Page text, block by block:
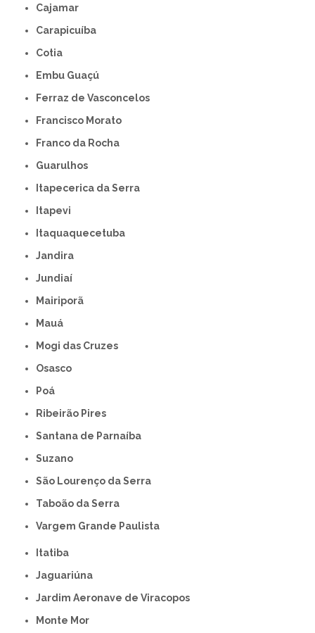
Cajamar
Carapicuíba
Cotia
Embu Guaçú
Ferraz de Vasconcelos
Francisco Morato
Franco da Rocha
Guarulhos
Itapecerica da Serra
Itapevi
Itaquaquecetuba
Jandira
Jundiaí
Mairiporã
Mauá
Mogi das Cruzes
Osasco
Poá
Ribeirão Pires
Santana de Parnaíba
Suzano
São Lourenço da Serra
Taboão da Serra
Vargem Grande Paulista
Itatiba
Jaguariúna
Jardim Aeronave de Viracopos
Monte Mor